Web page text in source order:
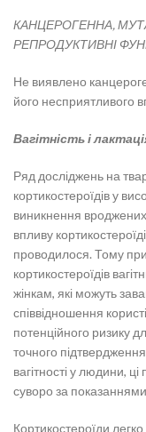
КАНЦЕРОГЕННА,
РЕПРОДУКТИВНІ
Не виявлено
його несприятливого
Вагітність і
Ряд досліджень на
кортикостероїдів у
виникнення
впливу
проводилося. Тому
кортикостероїдів
жінкам, які можуть
співвідношення
потенційного ризику
точного
вагітності у людини,
суворо за
Кортикостероїди